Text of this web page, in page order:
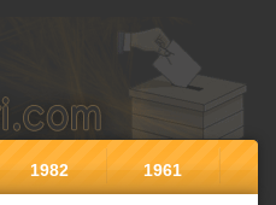
1982 1961